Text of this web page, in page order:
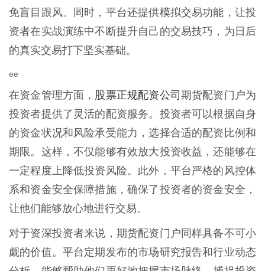
免盲目跟风。同时，平台还提供模拟交易功能，让投
资者在实战演练中不断提升自己的交易技巧，为日后
的真实交易打下坚实基础。
ee
在资金管理方面， 股票正规配资公司期货配资门户为
投资者提供了灵活的配资服务。投资者可以根据自身
的资金状况和风险承受能力，选择合适的配资比例和
期限。这样，不仅能够有效放大投资收益，还能够在
一定程度上降低投资风险。此外，平台严格的风控体
系和资金安全保障措施，确保了投资者的资金安全，
让他们能够放心地进行交易。
对于资深投资者来说，期货配资门户同样具备不可小
觑的价值。平台定期发布的市场研究报告和行业动态